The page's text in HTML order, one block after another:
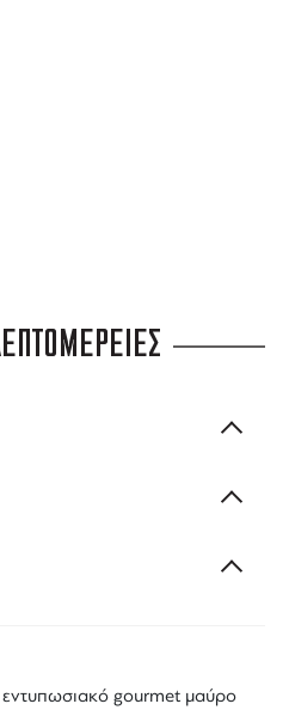
εντυπωσιακό gourmet μαύρο